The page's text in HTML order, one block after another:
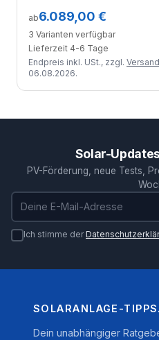
ab6.089,00 €
3 Varianten verfügbar
Lieferzeit 4-6 Tage
Endpreis inkl. USt., zzgl.
06.08.2026.
Solar-
PV-Förderung, neue Tests,
E-Mail-Adresse
Ich stimme der
SOLARANLAGE-
Dein unabhängiger